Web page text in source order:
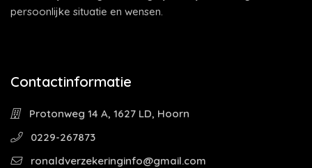
persoonlijke situatie en wensen.
Contactinformatie
Protonweg 14 A, 1627 LD, Hoorn
0229-267873
ronaldverzekeringinfo@gmail.com